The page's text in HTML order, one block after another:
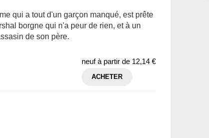
qui a tout d'un garçon manqué, est prête
borgne qui n'a peur de rien, et à un
de son père.
neuf à partir de 12,14 €
ACHETER